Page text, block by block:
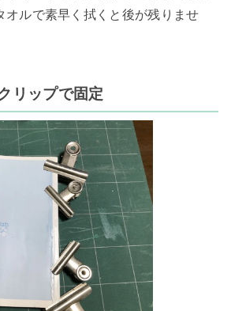
オルで素早く拭くと後が残りませ
リップで固定